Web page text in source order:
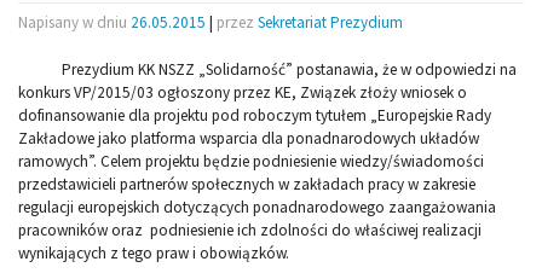
Napisany w dniu 26.05.2015 | przez Sekretariat Prezydium
Prezydium KK NSZZ „Solidarność” postanawia, że w odpowiedzi na
konkurs VP/2015/03 ogłoszony przez KE, Związek złoży wniosek o
dofinansowanie dla projektu pod roboczym tytułem „Europejskie Rady
Zakładowe jako platforma wsparcia dla ponadnarodowych układów
ramowych”. Celem projektu będzie podniesienie wiedzy/świadomości
przedstawicieli partnerów społecznych w zakładach pracy w zakresie
regulacji europejskich dotyczących ponadnarodowego zaangażowania
pracowników oraz podniesienie ich zdolności do właściwej realizacji
wynikających z tego praw i obowiązków.